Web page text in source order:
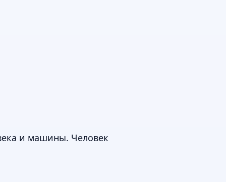
и машины. Человек